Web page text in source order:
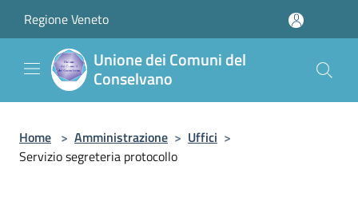
Regione Veneto
Unione dei Comuni del
Conselvano
Home > Amministrazione > Uffici >
Servizio segreteria protocollo